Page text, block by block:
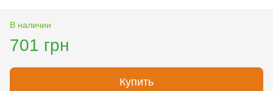
В наличии
701 грн
Купить